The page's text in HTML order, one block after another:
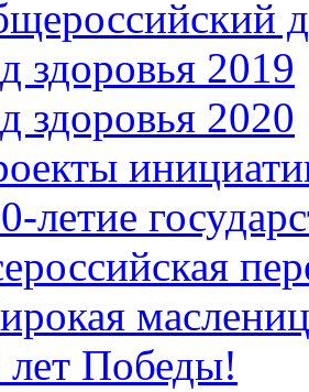
здоровья 2019
здоровья 2020
летие
лет Победы!